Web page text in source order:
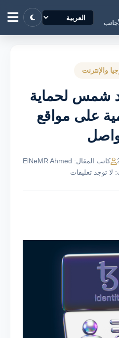
والإنترنت
شمس لحماية
على مواقع
كاتب المقال: ElNeMR Ahmed
لا توجد تعليقات